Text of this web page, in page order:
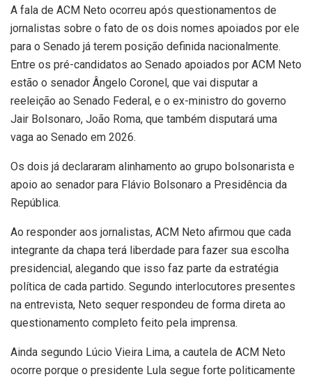
A fala de ACM Neto ocorreu após questionamentos de
jornalistas sobre o fato de os dois nomes apoiados por ele
para o Senado já terem posição definida nacionalmente.
Entre os pré-candidatos ao Senado apoiados por ACM Neto
estão o senador Ângelo Coronel, que vai disputar a
reeleição ao Senado Federal, e o ex-ministro do governo
Jair Bolsonaro, João Roma, que também disputará uma
vaga ao Senado em 2026.
Os dois já declararam alinhamento ao grupo bolsonarista e
apoio ao senador para Flávio Bolsonaro a Presidência da
República.
Ao responder aos jornalistas, ACM Neto afirmou que cada
integrante da chapa terá liberdade para fazer sua escolha
presidencial, alegando que isso faz parte da estratégia
política de cada partido. Segundo interlocutores presentes
na entrevista, Neto sequer respondeu de forma direta ao
questionamento completo feito pela imprensa.
Ainda segundo Lúcio Vieira Lima, a cautela de ACM Neto
ocorre porque o presidente Lula segue forte politicamente